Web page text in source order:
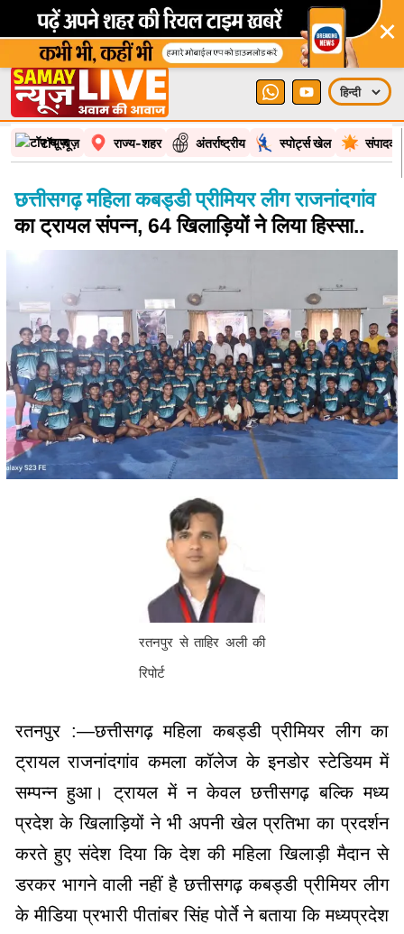
×
टॉप न्यूज़ राज्य-शहर अंतर्राष्ट्रीय स्पोर्ट्स खेल
छत्तीसगढ़ महिला कबड्डी प्रीमियर लीग राजनांदगांव
का ट्रायल संपन्न, 64 खिलाड़ियों ने लिया हिस्सा..
रतनपुर से ताहिर अली की
रिपोर्ट
रतनपुर :—छत्तीसगढ़ महिला कबड्डी प्रीमियर लीग का
ट्रायल राजनांदगांव कमला कॉलेज के इनडोर स्टेडियम में
सम्पन्न हुआ। ट्रायल में न केवल छत्तीसगढ़ बल्कि मध्य
प्रदेश के खिलाड़ियों ने भी अपनी खेल प्रतिभा का प्रदर्शन
करते हुए संदेश दिया कि देश की महिला खिलाड़ी मैदान से
डरकर भागने वाली नहीं है छत्तीसगढ़ कबड्डी प्रीमियर लीग
के मीडिया प्रभारी पीतांबर सिंह पोर्ते ने बताया कि मध्यप्रदेश